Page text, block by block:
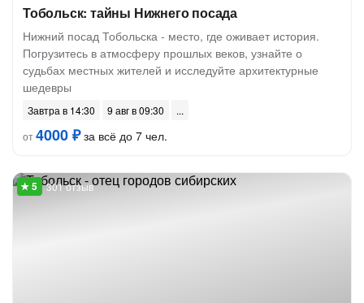
Тобольск: тайны Нижнего посада
Нижний посад Тобольска - место, где оживает история.
Погрузитесь в атмосферу прошлых веков, узнайте о
судьбах местных жителей и исследуйте архитектурные
шедевры
Завтра в 14:30
9 авг в 09:30
от4000 ₽за всё до 7 чел.
301 отзыв